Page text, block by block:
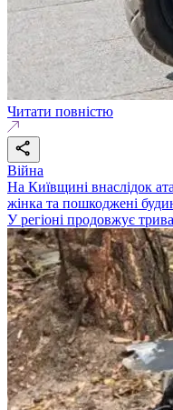
Читати повністю
Війна
На Київщині внаслідок
жінка та пошкоджені
У регіоні продовжує